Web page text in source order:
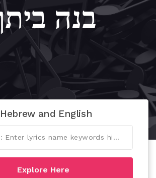
בנה
and English
Explore Here